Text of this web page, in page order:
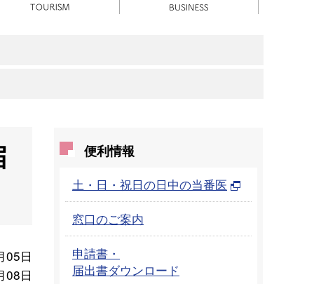
05日
08日
便利情報
土・日・祝日の日中の当番医
窓口のご案内
申請書・
届出書ダウンロード